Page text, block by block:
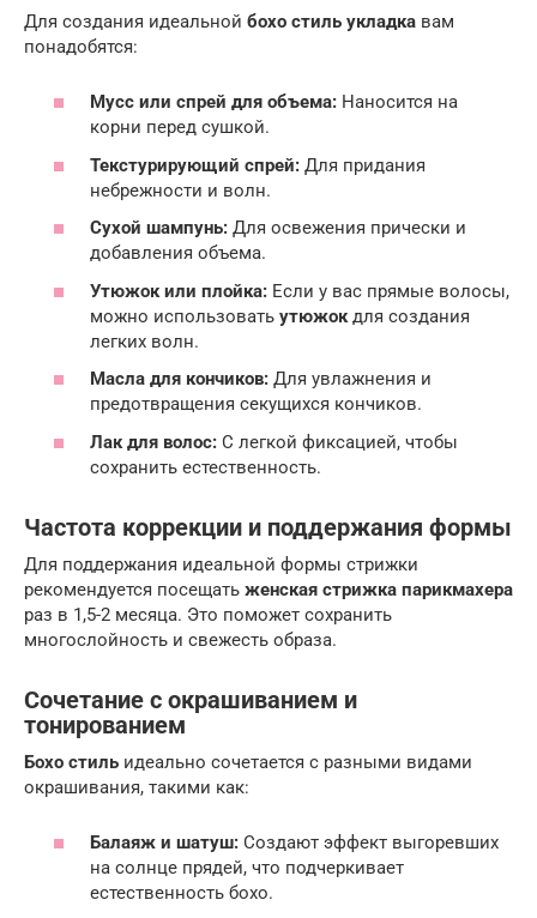
Для создания идеальной бохо стиль укладка вам
понадобятся:
Мусс или спрей для объема: Наносится на
корни перед сушкой.
Текстурирующий спрей: Для придания
небрежности и волн.
Сухой шампунь: Для освежения прически и
добавления объема.
Утюжок или плойка: Если у вас прямые волосы,
можно использовать утюжокдля создания
легких волн.
Масла для кончиков: Для увлажнения и
предотвращения секущихся кончиков.
Лак для волос: С легкой фиксацией, чтобы
сохранить естественность.
Частота коррекции и поддержания формы
Для поддержания идеальной формы стрижки
рекомендуется посещать женская стрижка парикмахера
раз в 1,5-2 месяца. Это поможет сохранить
многослойность и свежесть образа.
Сочетание с окрашиванием и
тонированием
Бохо стиль идеально сочетается с разными видами
окрашивания, такими как:
Балаяж и шатуш: Создают эффект выгоревших
на солнце прядей, что подчеркивает
естественность бохо.